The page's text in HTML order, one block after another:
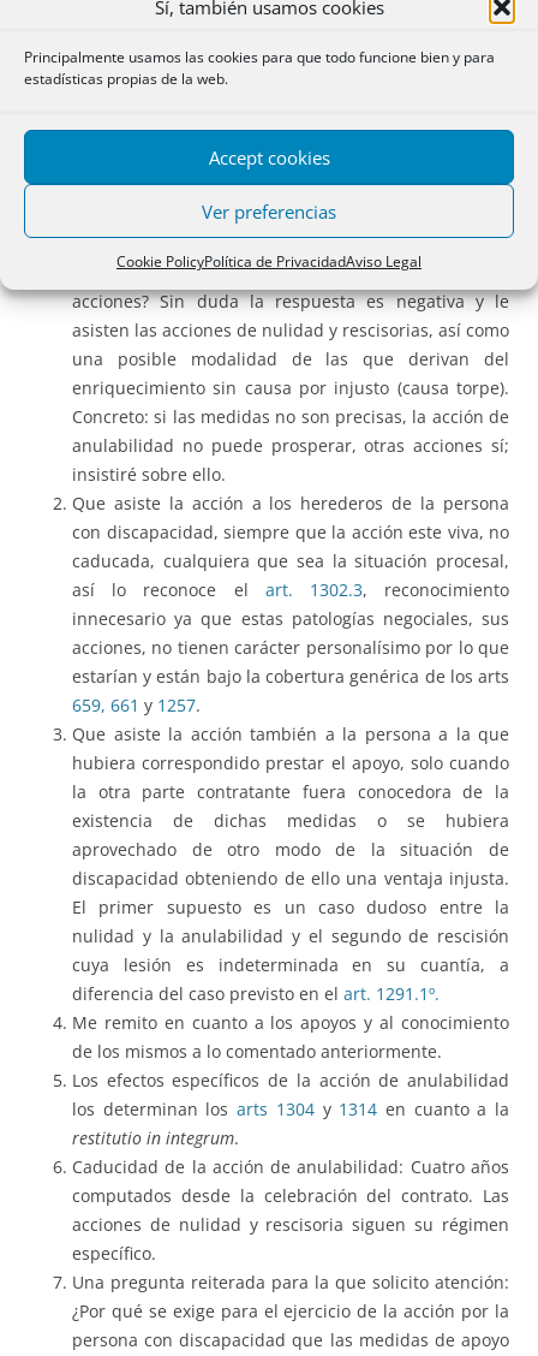
Sí, también usamos cookies
Principalmente usamos las cookies para que todo funcione bien y para
estadísticas propias de la web.
Accept cookies
Ver preferencias
Cookie PolicyPolítica de PrivacidadAviso Legal
referencia, aunque no directa, a ello.
La legitimación está regulada en el
en relación
Que asiste la acción a la persona con discapacidad,
con apoyos o sin ellos, prescindiendo, en la
contratación, de las medidas de apoyo cuando fueren
precisas. ¿Significa ello que, si las medidas no son
precisas, se priva a esa persona del ejercicio de otras
acciones? Sin duda la respuesta es negativa y le
asisten las acciones de nulidad y rescisorias, así como
una posible modalidad de las que derivan del
enriquecimiento sin causa por injusto (causa torpe).
Concreto: si las medidas no son precisas, la acción de
anulabilidad no puede prosperar, otras acciones sí;
insistiré sobre ello.
Que asiste la acción a los herederos de la persona
con discapacidad, siempre que la acción este viva, no
caducada, cualquiera que sea la situación procesal,
así lo reconoce el art. 1302.3, reconocimiento
innecesario ya que estas patologías negociales, sus
acciones, no tienen carácter personalísimo por lo que
estarían y están bajo la cobertura genérica de los arts
659, 661 y 1257.
Que asiste la acción también a la persona a la que
hubiera correspondido prestar el apoyo, solo cuando
la otra parte contratante fuera conocedora de la
existencia de dichas medidas o se hubiera
aprovechado de otro modo de la situación de
discapacidad obteniendo de ello una ventaja injusta.
El primer supuesto es un caso dudoso entre la
nulidad y la anulabilidad y el segundo de rescisión
cuya lesión es indeterminada en su cuantía, a
diferencia del caso previsto en el art. 1291.1º.
Me remito en cuanto a los apoyos y al conocimiento
de los mismos a lo comentado anteriormente.
Los efectos específicos de la acción de anulabilidad
los determinan losarts 1304y 1314 en cuanto a la
restitutio in integrum.
Caducidad de la acción de anulabilidad: Cuatro años
computados desde la celebración del contrato. Las
acciones de nulidad y rescisoria siguen su régimen
específico.
Una pregunta reiterada para la que solicito atención:
¿Por qué se exige para el ejercicio de la acción por la
persona con discapacidad que las medidas de apoyo